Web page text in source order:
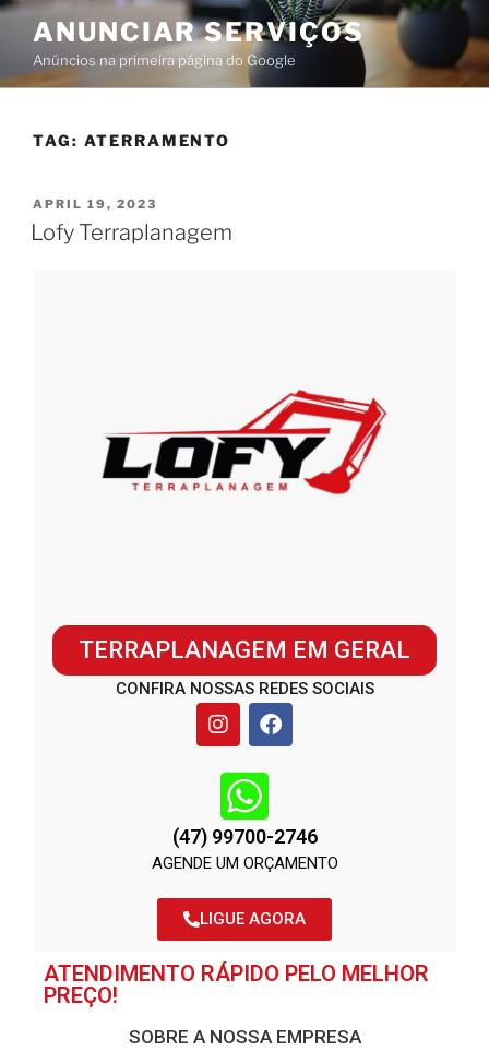
ANUNCIAR SERVIÇOS
Anúncios na primeira página do Google
TAG: ATERRAMENTO
APRIL 19, 2023
Lofy Terraplanagem
TERRAPLANAGEM EM GERAL
CONFIRA NOSSAS REDES SOCIAIS
(47) 99700-2746
AGENDE UM ORÇAMENTO
LIGUE AGORA
ATENDIMENTO RÁPIDO PELO MELHOR
PREÇO!
SOBRE A NOSSA EMPRESA